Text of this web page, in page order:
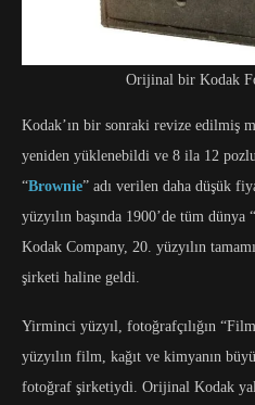
Orijinal bir Kodak
Kodak’ın bir sonraki revize edilmiş
yeniden yüklenebildi ve 8 ila 12
“Brownie” adı verilen daha düşük
yüzyılın başında 1900’de tüm
Kodak Company, 20. yüzyılın
şirketi haline geldi.
Yirminci yüzyıl, fotoğrafçılığın
yüzyılın film, kağıt ve kimyanın
fotoğraf şirketiydi. Orijinal Kodak